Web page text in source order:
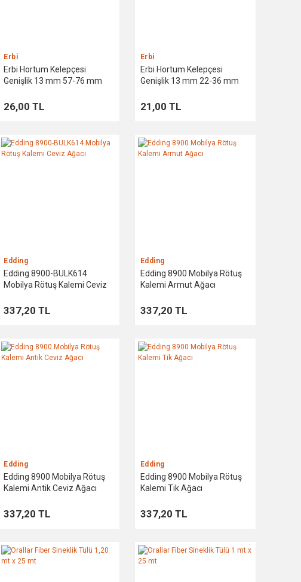
Erbi
Erbi Hortum Kelepçesi
Genişlik 13 mm 57-76 mm
26,00 TL
Erbi
Erbi Hortum Kelepçesi
Genişlik 13 mm 22-36 mm
21,00 TL
Edding
Edding 8900-BULK614
Mobilya Rötuş Kalemi Ceviz
337,20 TL
Edding
Edding 8900 Mobilya Rötuş
Kalemi Armut Ağacı
337,20 TL
Edding
Edding 8900 Mobilya Rötuş
Kalemi Antik Ceviz Ağacı
337,20 TL
Edding
Edding 8900 Mobilya Rötuş
Kalemi Tik Ağacı
337,20 TL